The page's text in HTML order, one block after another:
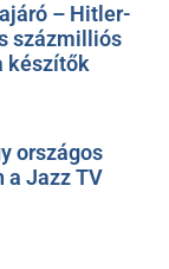
– Hitler-
százmilliós
készítők
országos
a Jazz TV